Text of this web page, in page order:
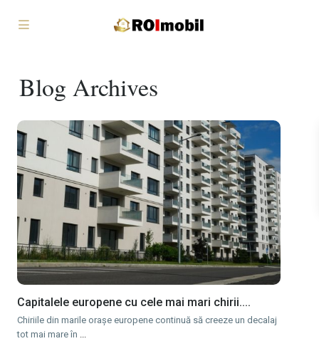
Blog Archives
Capitalele europene cu cele mai mari chirii....
Chiriile din marile orașe europene continuă să creeze un decalaj
tot mai mare în ...